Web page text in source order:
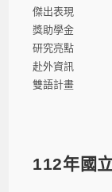
傑出表現
獎助學金
研究亮點
赴外資訊
雙語計畫
112年國